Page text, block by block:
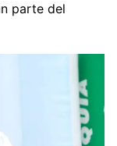
parte del